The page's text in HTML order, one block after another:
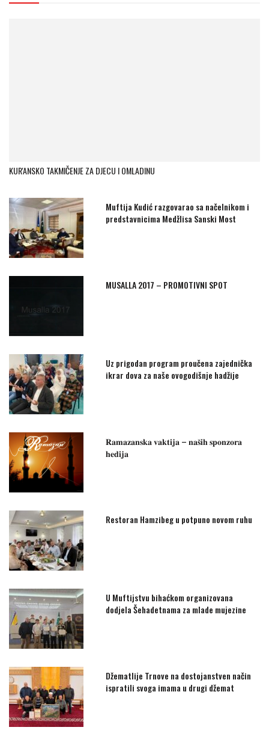
KUR'ANSKO TAKMIČENJE ZA DJECU I OMLADINU
Muftija Kudić razgovarao sa načelnikom i
predstavnicima Medžlisa Sanski Most
MUSALLA 2017 – PROMOTIVNI SPOT
Uz prigodan program proučena zajednička
ikrar dova za naše ovogodišnje hadžije
𝐑𝐚𝐦𝐚𝐳𝐚𝐧𝐬𝐤𝐚 𝐯𝐚𝐤𝐭𝐢𝐣𝐚 – 𝐧𝐚𝐬̌𝐢𝐡 𝐬𝐩𝐨𝐧𝐳𝐨𝐫𝐚
𝐡𝐞𝐝𝐢𝐣𝐚
Restoran Hamzibeg u potpuno novom ruhu
U Muftijstvu bihaćkom organizovana
dodjela Šehadetnama za mlade mujezine
Džematlije Trnove na dostojanstven način
ispratili svoga imama u drugi džemat